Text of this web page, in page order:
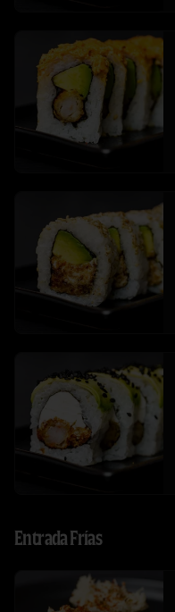
Entrada Frías